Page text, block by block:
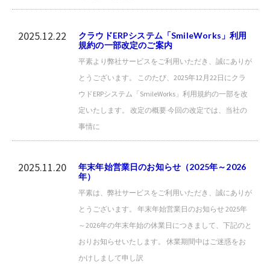
2025.12.22
クラウドERPシステム「SmileWorks」利用
規約の一部改定のご案内
平素より弊社サービスをご利用いただき、誠にありが
とうございます。 このたび、2025年12月22日にクラ
ウドERPシステム「SmileWorks」利用規約の一部を改
定いたします。 改定の概要 今回の改定では、当社の
事情に
2025.11.20
年末年始営業日のお知らせ（2025年～2026
年）
平素は、弊社サービスをご利用いただき、誠にありが
とうございます。 年末年始営業日のお知らせ 2025年
～2026年の年末年始の休業日につきまして、下記のと
おりお知らせいたします。 休業期間中はご迷惑をお
かけしまして申し訳